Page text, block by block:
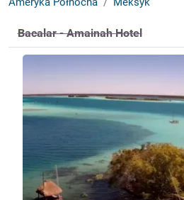
Bacalar - Amainah Hotel